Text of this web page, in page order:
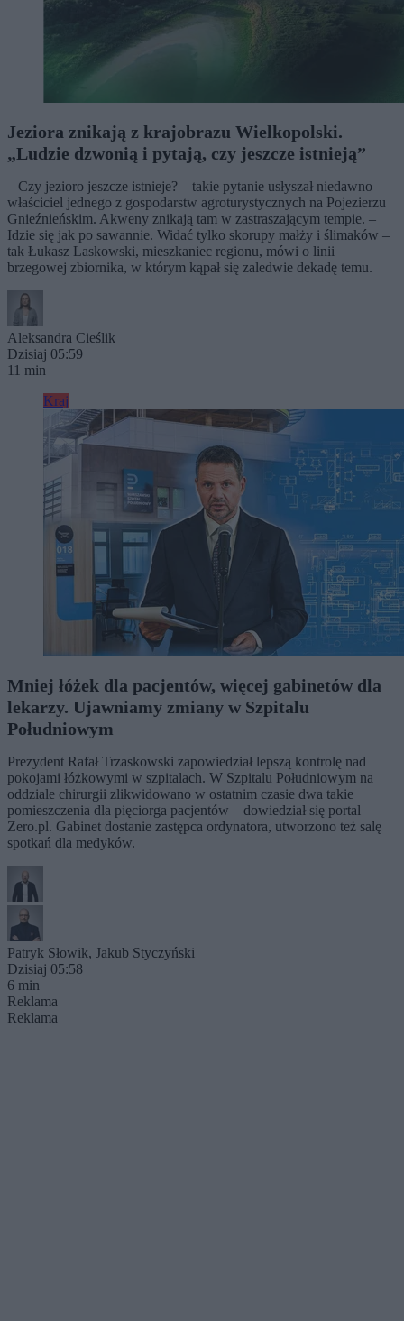
Jeziora znikają z krajobrazu Wielkopolski.
„Ludzie dzwonią i pytają, czy jeszcze istnieją”
– Czy jezioro jeszcze istnieje? – takie pytanie usłyszał niedawno
właściciel jednego z gospodarstw agroturystycznych na Pojezierzu
Gnieźnieńskim. Akweny znikają tam w zastraszającym tempie. –
Idzie się jak po sawannie. Widać tylko skorupy małży i ślimaków –
tak Łukasz Laskowski, mieszkaniec regionu, mówi o linii
brzegowej zbiornika, w którym kąpał się zaledwie dekadę temu.
Aleksandra Cieślik
Dzisiaj 05:59
11 min
Kraj
Mniej łóżek dla pacjentów, więcej gabinetów dla
lekarzy. Ujawniamy zmiany w Szpitalu
Południowym
Prezydent Rafał Trzaskowski zapowiedział lepszą kontrolę nad
pokojami łóżkowymi w szpitalach. W Szpitalu Południowym na
oddziale chirurgii zlikwidowano w ostatnim czasie dwa takie
pomieszczenia dla pięciorga pacjentów – dowiedział się portal
Zero.pl. Gabinet dostanie zastępca ordynatora, utworzono też salę
spotkań dla medyków.
Patryk Słowik, Jakub Styczyński
Dzisiaj 05:58
6 min
Reklama
Reklama